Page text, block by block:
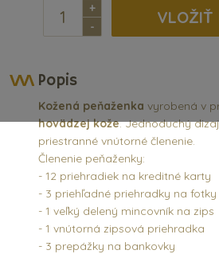
+
-
VLOŽIŤ
Popis
Kožená peňaženka vyrobená v
hovädzej kože. Jednoduchý
priestranné vnútorné členenie.
Členenie peňaženky:
- 12 priehradiek na kreditné karty
- 3 priehľadné priehradky na fotky
- 1 veľký delený mincovník na zips
- 1 vnútorná zipsová priehradka
- 3 prepážky na bankovky